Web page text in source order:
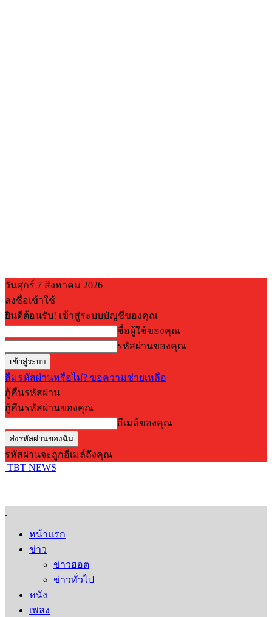
วันศุกร์ 7 สิงหาคม 2026
ลงชื่อเข้าใช้
ยินดีต้อนรับ! เข้าสู่ระบบบัญชีของคุณ
ชื่อผู้ใช้ของคุณ
รหัสผ่านของคุณ
ลืมรหัสผ่านหรือไม่? ขอความช่วยเหลือ
กู้คืนรหัสผ่าน
กู้คืนรหัสผ่านของคุณ
อีเมล์ของคุณ
รหัสผ่านจะถูกอีเมล์ถึงคุณ
TBT NEWS
หน้าแรก
ข่าว
ข่าวฮอต
ข่าวทั่วไป
หนัง
เพลง